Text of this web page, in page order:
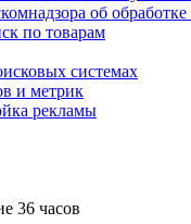
об
по товарам
системах
и метрик
рекламы
36 часов